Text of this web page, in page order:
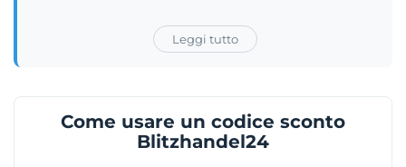
Excel o Project. Accanto a queste risorse, il catalogo
presenta tool per il backup, utility di ripristino e le
seriali e si procede al download dei file d'installazione.
Un preparato supporto tecnico interviene in caso di
Leggi tutto
Come usare un codice sconto
Blitzhandel24